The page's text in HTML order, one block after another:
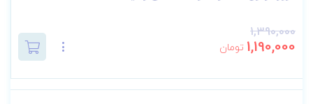
1,390,000
1,190,000 تومان